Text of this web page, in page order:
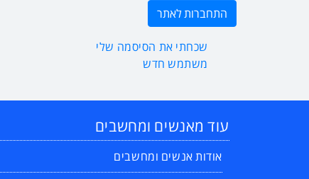
שכחתי את הסיסמה שלי
משתמש חדש
עוד מאנשים ומחשבים
אודות אנשים ומחשבים